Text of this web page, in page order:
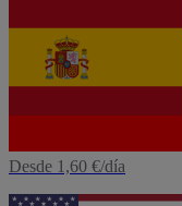
Desde 1,60 €/día